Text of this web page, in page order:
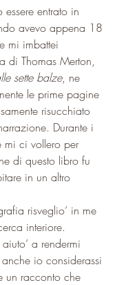
entrato in
avevo appena 18
mi imbattei
di Thomas Merton,
sette balze, ne
le prime pagine
risucchiato
Durante i
mi ci vollero per
di questo libro fu
in un altro
risveglio’ in me
interiore.
a rendermi
io considerassi
un racconto che